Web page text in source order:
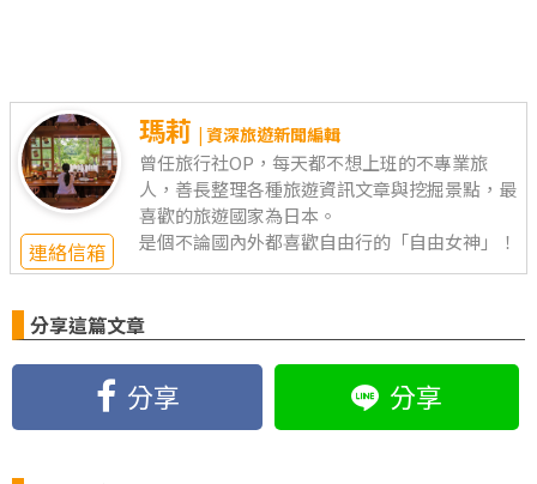
連絡信箱
瑪莉 | 資深旅遊新聞編輯
曾任旅行社OP，每天都不想上班的不專業旅
人，善長整理各種旅遊資訊文章與挖掘景點，最
喜歡的旅遊國家為日本。
是個不論國內外都喜歡自由行的「自由女神」！
分享這篇文章
分享 分享